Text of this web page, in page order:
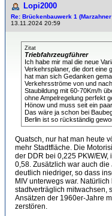
Lopi2000
Re: Brückenbauwerk 1
13.11.2024 20:59
Zitat
Triebfahrzeugführer
Ich habe mir mal die neue
Verkehrsplaner, die dort eine
hat man sich Gedanken
Verkehrsströme von und
Staubildung mit 60-70Km/h
ohne Ampelregelung perfekt
Hönow und muss seit ein
Das wäre ja schon bei
Berlin ist so rückständig
Quatsch, nur hat man heute
mehr Stadtfläche. Die
der DDR bei 0,225 PKW/
0,58. Zusätzlich war auch
deutlich niedriger, so dass
MIV unterwegs war.
stadtverträglich mitwachsen,
Ansätzen der 1960er-Jahre
zerstören.